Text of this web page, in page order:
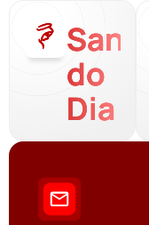
Santo
do
Dia